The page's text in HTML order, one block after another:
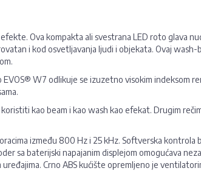
Ova kompakta ali svestrana LED roto glava
i kod osvetljavanja ljudi i objekata. Ovaj
W7 odlikuje se izuzetno visokim indeksom
kao beam i kao wash kao efekat. Drugim
između 800 Hz i 25 kHz. Softverska kontrola
sa baterijski napajanim displejom omogućava
Crno ABS kućište opremljeno je